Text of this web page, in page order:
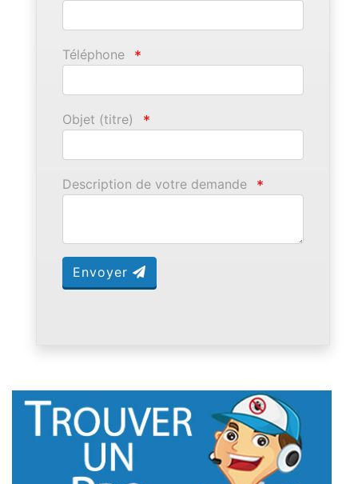
Téléphone *
Objet (titre) *
Description de votre demande *
Envoyer